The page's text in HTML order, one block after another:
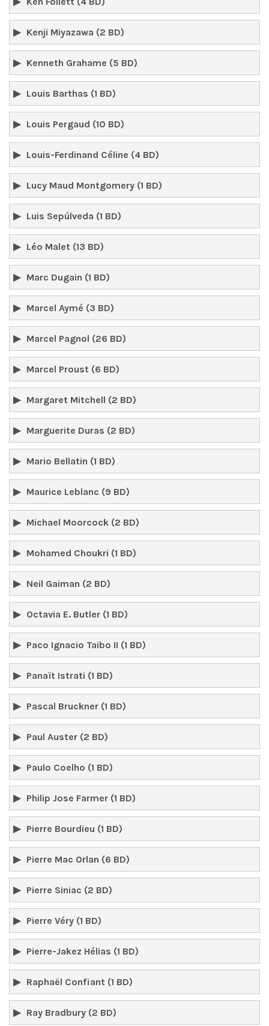
Kenji Miyazawa (2 BD)
Kenneth Grahame (5 BD)
Louis Barthas (1 BD)
Louis Pergaud (10 BD)
Louis-Ferdinand Céline (4 BD)
Lucy Maud Montgomery (1 BD)
Luis Sepúlveda (1 BD)
Léo Malet (13 BD)
Marc Dugain (1 BD)
Marcel Aymé (3 BD)
Marcel Pagnol (26 BD)
Marcel Proust (6 BD)
Margaret Mitchell (2 BD)
Marguerite Duras (2 BD)
Mario Bellatin (1 BD)
Maurice Leblanc (9 BD)
Michael Moorcock (2 BD)
Mohamed Choukri (1 BD)
Neil Gaiman (2 BD)
Octavia E. Butler (1 BD)
Paco Ignacio Taibo II (1 BD)
Panaït Istrati (1 BD)
Pascal Bruckner (1 BD)
Paul Auster (2 BD)
Paulo Coelho (1 BD)
Philip Jose Farmer (1 BD)
Pierre Bourdieu (1 BD)
Pierre Mac Orlan (6 BD)
Pierre Siniac (2 BD)
Pierre Véry (1 BD)
Pierre-Jakez Hélias (1 BD)
Raphaël Confiant (1 BD)
Ray Bradbury (2 BD)